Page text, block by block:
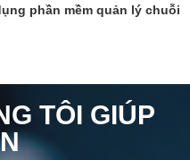
phần mềm quản lý chuỗi
TÔI GIÚP